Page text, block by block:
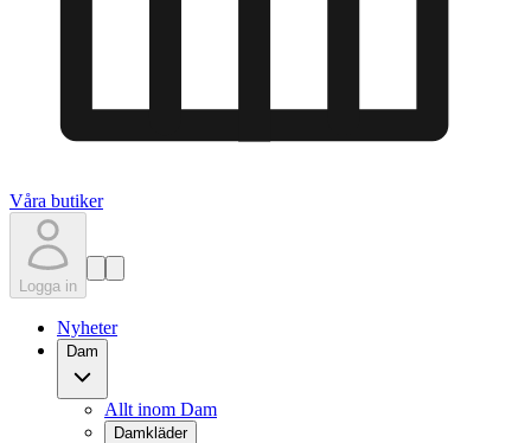
Våra butiker
Logga in
Nyheter
Dam
Allt inom Dam
Damkläder